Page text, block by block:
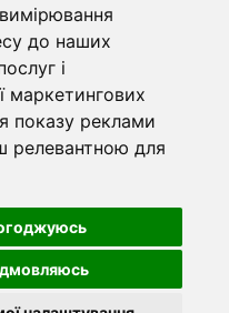
до наших
і
маркетингових
показу реклами
релевантною для
Київ